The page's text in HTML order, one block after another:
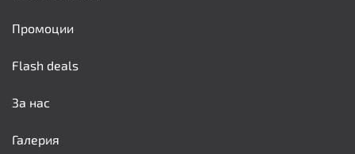
Промоции
Flash deals
За нас
Галерия